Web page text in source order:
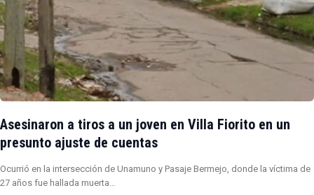
Asesinaron a tiros a un joven en Villa Fiorito en un
presunto ajuste de cuentas
Ocurrió en la intersección de Unamuno y Pasaje Bermejo, donde la víctima de
27 años fue hallada muerta…